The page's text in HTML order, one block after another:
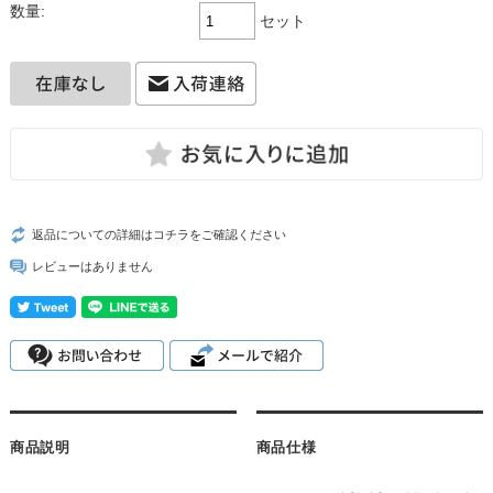
数量:
セット
返品についての詳細はコチラをご確認ください
レビューはありません
商品説明 商品仕様